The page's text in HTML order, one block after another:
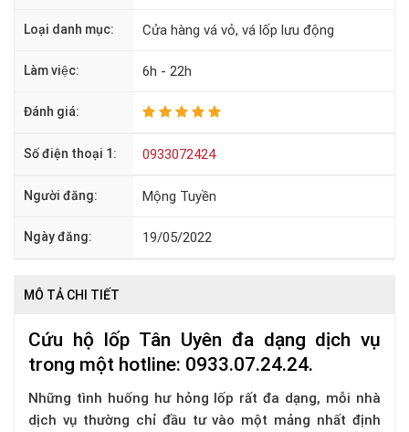
Loại danh mục: Cửa hàng vá vỏ, vá lốp lưu động
Làm việc: 6h - 22h
Đánh giá:
Số điện thoại 1: 0933072424
Người đăng: Mộng Tuyền
Ngày đăng: 19/05/2022
MÔ TẢ CHI TIẾT
Cứu hộ lốp Tân Uyên đa dạng dịch vụ
trong một hotline: 0933.07.24.24.
Những tình huống hư hỏng lốp rất đa dạng, mỗi nhà
dịch vụ thường chỉ đầu tư vào một mảng nhất định